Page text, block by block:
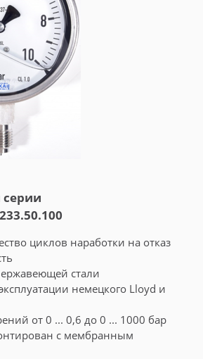
серии
циклов наработки на отказ
стали
немецкого Lloyd и
от 0 ... 0,6 до 0 ... 1000 бар
с мембранным